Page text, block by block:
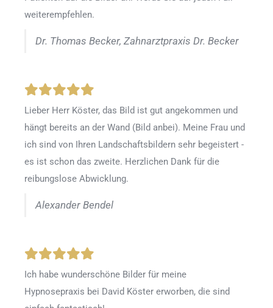
weiterempfehlen.
Dr. Thomas Becker, Zahnarztpraxis Dr. Becker
Lieber Herr Köster, das Bild ist gut angekommen und
hängt bereits an der Wand (Bild anbei). Meine Frau und
ich sind von Ihren Landschaftsbildern sehr begeistert -
es ist schon das zweite. Herzlichen Dank für die
reibungslose Abwicklung.
Alexander Bendel
Ich habe wunderschöne Bilder für meine
Hypnosepraxis bei David Köster erworben, die sind